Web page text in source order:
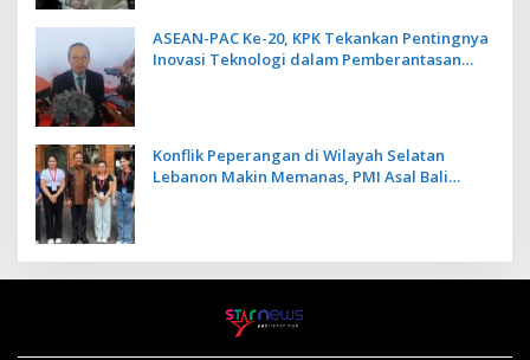
ASEAN-PAC Ke-20, KPK Tekankan Pentingnya
Inovasi Teknologi dalam Pemberantasan
Konflik Peperangan di Wilayah Selatan
Lebanon Makin Memanas, PMI Asal Bali